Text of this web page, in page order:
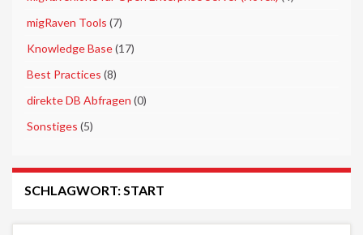
migRaven Tools (7)
Knowledge Base(17)
Best Practices (8)
direkte DB Abfragen (0)
Sonstiges (5)
SCHLAGWORT:START